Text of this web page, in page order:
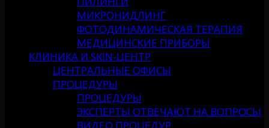
МИКРОНИДЛИНГ
ФОТОДИНАМИЧЕСКАЯ ТЕРАПИЯ
МЕДИЦИНСКИЕ ПРИБОРЫ
КЛИНИКА И SKIN-ЦЕНТР
ЦЕНТРАЛЬНЫЕ ОФИСЫ
ПРОЦЕДУРЫ
ПРОЦЕДУРЫ
ЭКСПЕРТЫ ОТВЕЧАЮТ НА ВОПРОСЫ